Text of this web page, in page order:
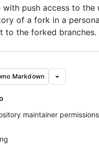
with push access to the
of a fork in a
to the forked branches.
Markdown
maintainer